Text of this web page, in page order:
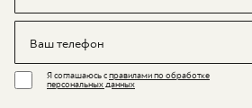
Я соглашаюсь справилами по обработке
персональных данных